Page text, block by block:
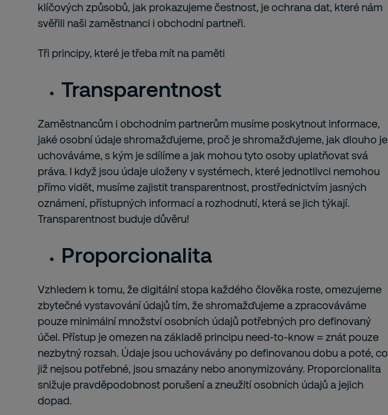
klíčových způsobů, jak prokazujeme čestnost, je ochrana dat, které nám
svěřili naši zaměstnanci i obchodní partneři.
Tři principy, které je třeba mít na paměti
Transparentnost
Zaměstnancům i obchodním partnerům musíme poskytnout informace,
jaké osobní údaje shromažďujeme, proč je shromažďujeme, jak dlouho je
uchováváme, s kým je sdílíme a jak mohou tyto osoby uplatňovat svá
práva. I když jsou údaje uloženy v systémech, které jednotlivci nemohou
přímo vidět, musíme zajistit transparentnost, prostřednictvím jasných
oznámení, přístupných informací a rozhodnutí, která se jich týkají.
Transparentnost buduje důvěru!
Proporcionalita
Vzhledem k tomu, že digitální stopa každého člověka roste, omezujeme
zbytečné vystavování údajů tím, že shromažďujeme a zpracováváme
pouze minimální množství osobních údajů potřebných pro definovaný
účel. Přístup je omezen na základě principu need-to-know = znát pouze
nezbytný rozsah. Údaje jsou uchovávány po definovanou dobu a poté, co
již nejsou potřebné, jsou smazány nebo anonymizovány. Proporcionalita
snižuje pravděpodobnost porušení a zneužití osobních údajů a jejich
dopad.